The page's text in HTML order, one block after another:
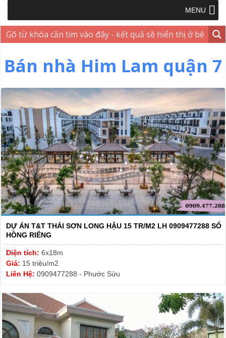
MENU
Bán nhà Him Lam quận 7
DỰ ÁN T&T THÁI SƠN LONG HẬU 15 TR/M2 LH 0909477288 SỔ
HỒNG RIÊNG
Diện tích: 6x18m
Giá: 15 triệu/m2
Liên Hệ: 0909477288 - Phước Sửu